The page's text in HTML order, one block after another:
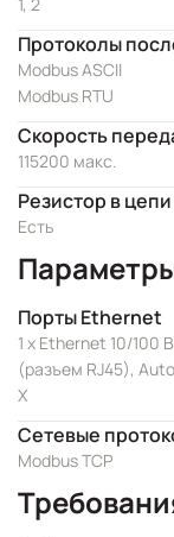
Протоколы
Modbus ASCII
Modbus RTU
Скорость
115200 макс.
Резистор в
Есть
Порты Ethernet
1 x Ethernet 10/100
(разъем RJ45),
X
Сетевые
Modbus TCP